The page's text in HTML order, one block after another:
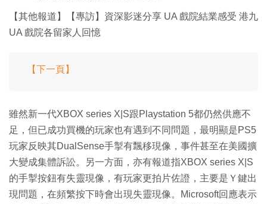
【其他報道】【專訪】資深影迷分享 UA 戲院結業感受 港九
UA 戲院各留家人回憶
【下一頁】
雖然新一代XBOX series X|S跟Playstation 5都仍然供應不
足，但已成功買機的玩家也有遇到不同問題，最明顯是PS5
玩家反映其DualSense手掣有飄移現像，事件甚至在美國擴
大變成集體訴訟。另一方面，亦有報道指XBOX series X|S
的手掣按鈕有失靈現像，有玩家更拍片佐證，主要是Ｙ鍵出
現問題，在頻繁按下時會出現失靈現像。Microsoft回應表示